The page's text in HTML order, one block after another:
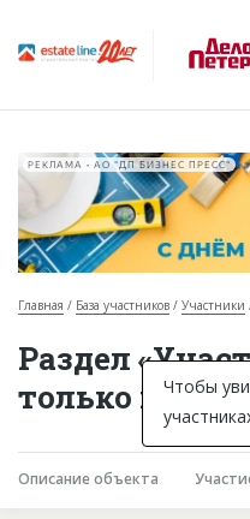
Горячие объекты
База строящихся
Инвестпроекты
Глоссарий
РЕКЛАМА • АО "ДП БИЗНЕС ПРЕСС"
Главная База участников Участники
Раздел
только
Описание объекта
Чтобы